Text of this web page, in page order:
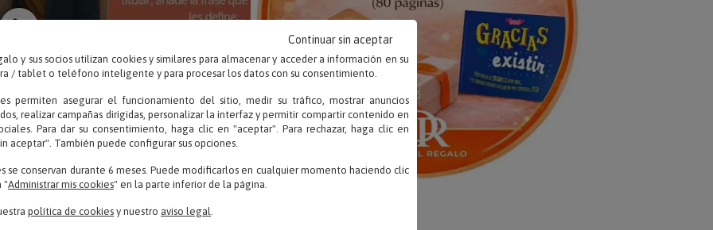
y sus socios utilizan cookies y similares para almacenar y acceder a información en su
/ tablet o teléfono inteligente y para procesar los datos con su consentimiento.
permiten asegurar el funcionamiento del sitio, medir su tráfico, mostrar anuncios
realizar campañas dirigidas, personalizar la interfaz y permitir compartir contenido en
Para dar su consentimiento, haga clic en "aceptar". Para rechazar, haga clic en
aceptar". También puede configurar sus opciones.
se conservan durante 6 meses. Puede modificarlos en cualquier momento haciendo clic
"Administrar mis cookies" en la parte inferior de la página.
política de cookies y nuestro aviso legal.
Continuar sin aceptar